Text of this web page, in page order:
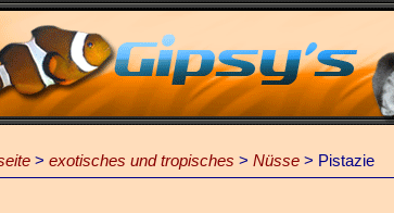
> exotisches und tropisches > Nüsse > Pistazie